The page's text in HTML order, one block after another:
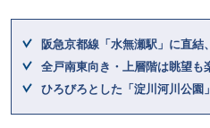
阪急京都線「水無瀬駅」に直結
全戸南東向き・上層階は眺望も
ひろびろとした「淀川河川公園